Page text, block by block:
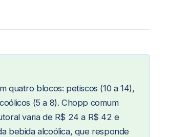
quatro blocos: petiscos (10 a 14),
(5 a 8). Chopp comum
varia de R$ 24 a R$ 42 e
bebida alcoólica, que responde